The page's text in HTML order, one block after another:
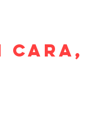
cara,